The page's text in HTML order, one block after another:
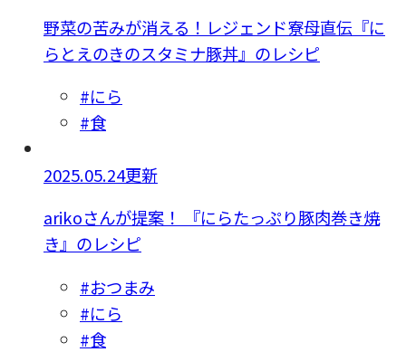
野菜の苦みが消える！レジェンド寮母直伝『に
らとえのきのスタミナ豚丼』のレシピ
#にら
#食
2025.05.24更新
arikoさんが提案！ 『にらたっぷり豚肉巻き焼
き』のレシピ
#おつまみ
#にら
#食